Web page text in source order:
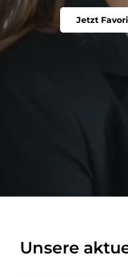
Jetzt
Unsere